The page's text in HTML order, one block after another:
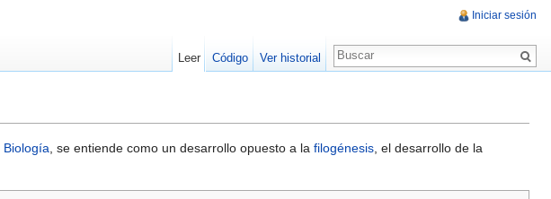
Biología, se entiende como un desarrollo opuesto a la filogénesis, el desarrollo de la
Iniciar sesión
Leer Código Ver historial